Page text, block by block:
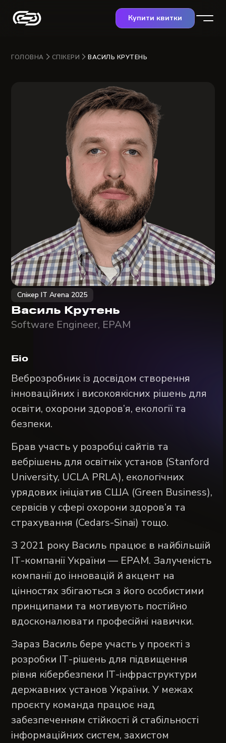
Купити квитки
ГОЛОВНА СПІКЕРИ ВАСИЛЬ КРУТЕНЬ
Спікер IT Arena 2025
Василь Крутень
Software Engineer, ЕРАМ
Біо
Веброзробник із досвідом створення
інноваційних і високоякісних рішень для
освіти, охорони здоров’я, екології та
безпеки.
Брав участь у розробці сайтів та
вебрішень для oсвітніх установ (Stanford
University, UCLA PRLA), eкологічних
урядових ініціатив США (Green Business),
cервісів у сфері охорони здоров’я та
страхування (Cedars-Sinai) тощо.
З 2021 року Василь працює в найбільшій
ІТ-компанії України — EPAM. Залученість
компанії до інновацій й акцент на
цінностях збігаються з його особистими
принципами та мотивують постійно
вдосконалювати професійні навички.
Зараз Василь бере участь у проєкті з
розробки ІТ-рішень для підвищення
рівня кібербезпеки ІТ-інфраструктури
державних установ України. У межах
проєкту команда працює над
забезпеченням стійкості й стабільності
інформаційних систем, захистом